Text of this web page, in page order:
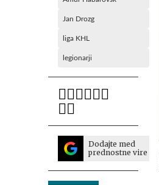
Jan Drozg
liga KHL
legionarji
Dodajte med
prednostne vire